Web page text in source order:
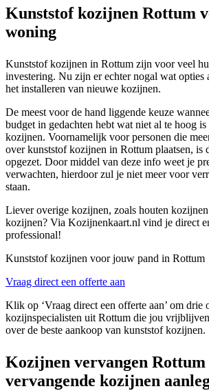
Kunststof kozijnen Rottum
woning
Kunststof kozijnen in Rottum zijn voor veel
investering. Nu zijn er echter nogal wat opties
het installeren van nieuwe kozijnen.
De meest voor de hand liggende keuze
budget in gedachten hebt wat niet al te hoog
kozijnen. Voornamelijk voor personen die
over kunststof kozijnen in Rottum plaatsen, is
opgezet. Door middel van deze info weet je
verwachten, hierdoor zul je niet meer voor
staan.
Liever overige kozijnen, zoals houten
kozijnen? Via Kozijnenkaart.nl vind je direct
professional!
Kunststof kozijnen voor jouw pand in Rottum
Vraag direct een offerte aan
Klik op ‘Vraag direct een offerte aan’ om drie
kozijnspecialisten uit Rottum die jou
over de beste aankoop van kunststof kozijnen.
Kozijnen vervangen
vervangende kozijnen